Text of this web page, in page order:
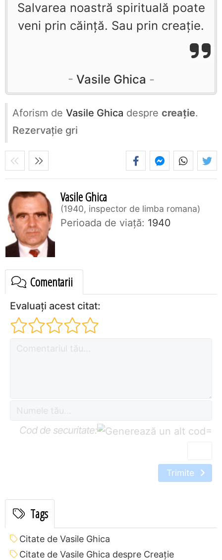
Salvarea noastră spirituală poate
veni prin căinţă. Sau prin creaţie.
Vasile Ghica
Aforism de Vasile Ghica despre creație.
Rezervaţie gri
Vasile Ghica
1940, inspector de limba romana
Perioada de viaţă: 1940
Comentarii
Evaluați acest citat:
Cod de securitate: =
Trimite
Tags
Citate de Vasile Ghica
Citate de Vasile Ghica despre Creație